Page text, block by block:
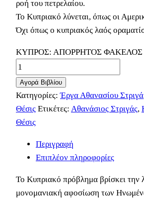
ροή του πετρελαίου.
Το Κυπριακό λύνεται, όπως οι
Όχι όπως ο κυπριακός λαός
ΚΥΠΡΟΣ: ΑΠΟΡΡΗΤΟΣ ΦΑΚΕΛΟΣ
Αγορά Βιβλίου
Κατηγορίες:Έργα Αθανασίου Στριγά
Θέσις Ετικέτες: Αθανάσιος Στριγάς,
Θέσις
Περιγραφή
Επιπλέον πληροφορίες
Το Κυπριακό πρόβλημα βρίσκει την
μονομανιακή αφοσίωση των